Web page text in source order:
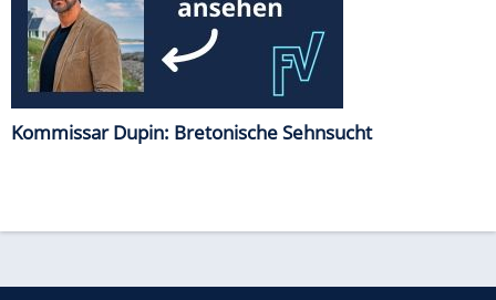
Kommissar Dupin: Bretonische Sehnsucht